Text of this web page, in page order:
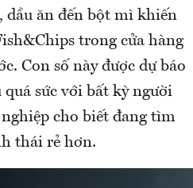
dầu ăn đến bột mì khiến
trong cửa hàng
Con số này được dự báo
sức với bất kỳ người
cho biết đang tìm
thái rẻ hơn.